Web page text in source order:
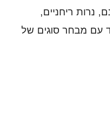
נרות ריחניים,
עם מבחר סוגים של